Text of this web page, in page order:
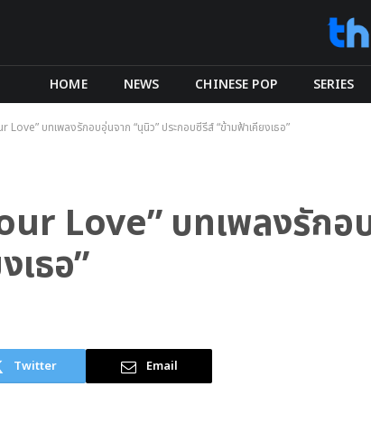
HOME NEWS CHINESE POP SERIES
Love” บทเพลงรักอบอุ่นจาก “นุนิว” ประกอบซีรีส์ “ข้ามฟ้าเคียงเธอ”
Love” บทเพลงรักอ
เธอ”
Twitter Email